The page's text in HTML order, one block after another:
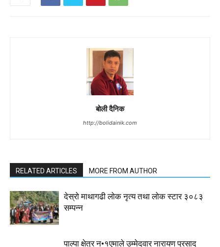
बोली दैनिक
http://bolidainik.com
RELATED ARTICLES MORE FROM AUTHOR
देस्राे माथागढी लाेक नृत्य तथा लाेक स्टार ३०८३
सम्पन्न
पाल्पा क्षेत्र न•१एमाले उम्मेदवार नारायण प्रसाद